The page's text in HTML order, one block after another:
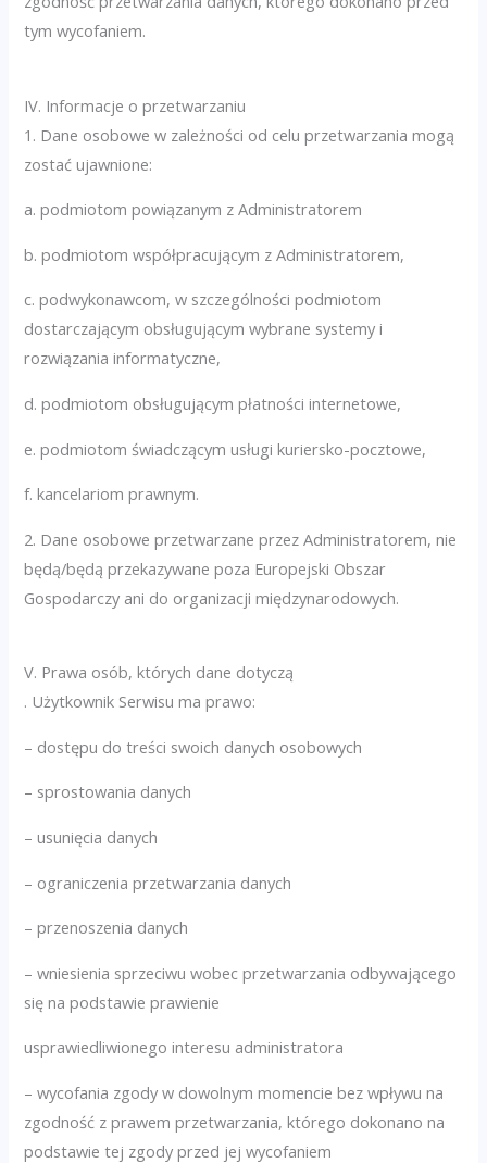
tym wycofaniem.
IV. Informacje o przetwarzaniu
1. Dane osobowe w zależności od celu przetwarzania mogą
zostać ujawnione:
a. podmiotom powiązanym z Administratorem
b. podmiotom współpracującym z Administratorem,
c. podwykonawcom, w szczególności podmiotom
dostarczającym obsługującym wybrane systemy i
rozwiązania informatyczne,
d. podmiotom obsługującym płatności internetowe,
e. podmiotom świadczącym usługi kuriersko-pocztowe,
f. kancelariom prawnym.
2. Dane osobowe przetwarzane przez Administratorem, nie
będą/będą przekazywane poza Europejski Obszar
Gospodarczy ani do organizacji międzynarodowych.
V. Prawa osób, których dane dotyczą
. Użytkownik Serwisu ma prawo:
– dostępu do treści swoich danych osobowych
– sprostowania danych
– usunięcia danych
– ograniczenia przetwarzania danych
– przenoszenia danych
– wniesienia sprzeciwu wobec przetwarzania odbywającego
się na podstawie prawienie
usprawiedliwionego interesu administratora
– wycofania zgody w dowolnym momencie bez wpływu na
zgodność z prawem przetwarzania, którego dokonano na
podstawie tej zgody przed jej wycofaniem